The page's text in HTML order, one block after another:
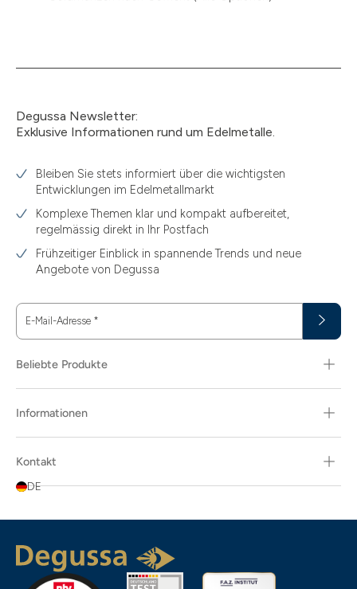
3.05
3.11
3.12
3.44
3.58
3.66
30
5.80
Degussa Newsletter:
Exklusive Informationen rund um Edelmetalle.
Bleiben Sie stets informiert über die wichtigsten
Entwicklungen im Edelmetallmarkt
Komplexe Themen klar und kompakt aufbereitet,
regelmässig direkt in Ihr Postfach
Frühzeitiger Einblick in spannende Trends und neue
Angebote von Degussa
E-Mail-Adresse *
Beliebte Produkte
Informationen
Kontakt
DE